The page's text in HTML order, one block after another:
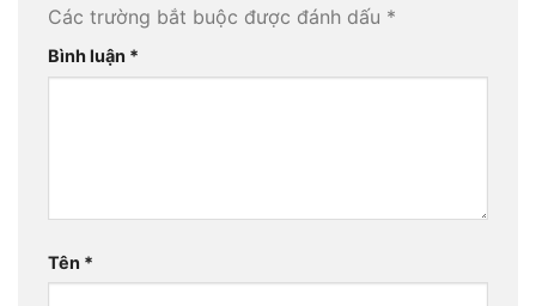
Các trường bắt buộc được đánh dấu *
Bình luận *
Tên *